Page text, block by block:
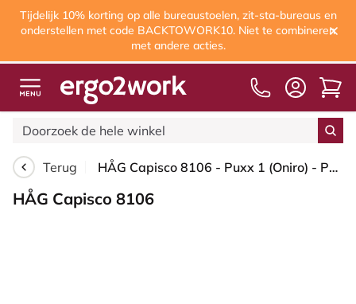
Tijdelijk 10% korting op alle bureaustoelen, zit-sta-bureaus en
onderstellen met code BACKTOWORK10. Niet te combineren
met andere acties.
Terug HÅG Capisco 8106 - Puxx 1 (Oniro) - Polyurethaan Kunstleer - PU215816 - Black - Framekleur - Blush Rose - Gasveer - 150 mm (Zithoogte 40-55cm) - Vloercontact - Zachte wielen t.b.v. harde vloeren - Voetenring - Nee, geen voetenring - Voetster - Nee, voe...
HÅG Capisco 8106